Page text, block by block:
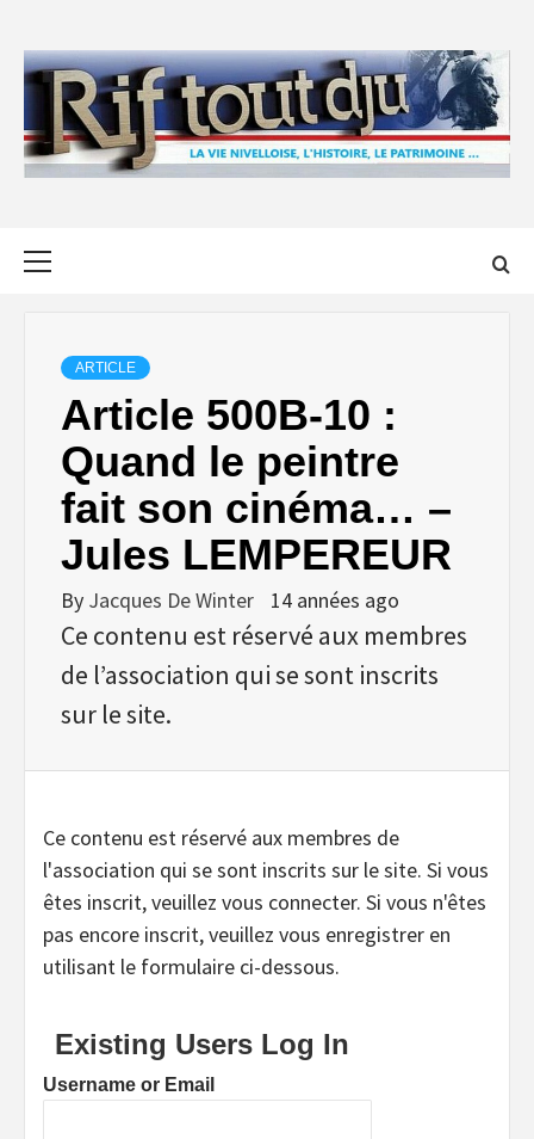
content
ARTICLE
Article 500B-10 :
Quand le peintre
fait son cinéma… –
Jules LEMPEREUR
By Jacques De Winter 14 années ago
Ce contenu est réservé aux membres
de l’association qui se sont inscrits
sur le site.
Ce contenu est réservé aux membres de
l'association qui se sont inscrits sur le site. Si vous
êtes inscrit, veuillez vous connecter. Si vous n'êtes
pas encore inscrit, veuillez vous enregistrer en
utilisant le formulaire ci-dessous.
Existing Users Log In
Username or Email